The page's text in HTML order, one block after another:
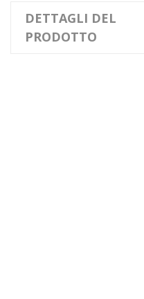
DETTAGLI DEL
PRODOTTO